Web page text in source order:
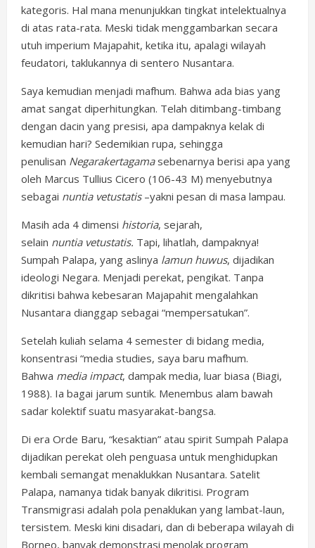
kategoris. Hal mana menunjukkan tingkat intelektualnya
di atas rata-rata. Meski tidak menggambarkan secara
utuh imperium Majapahit, ketika itu, apalagi wilayah
feudatori, taklukannya di sentero Nusantara.
Saya kemudian menjadi mafhum. Bahwa ada bias yang
amat sangat diperhitungkan. Telah ditimbang-timbang
dengan dacin yang presisi, apa dampaknya kelak di
kemudian hari? Sedemikian rupa, sehingga
penulisan Negarakertagamasebenarnya berisi apa yang
oleh Marcus Tullius Cicero (106-43 M) menyebutnya
sebagai nuntia vetustatis–yakni pesan di masa lampau.
Masih ada 4 dimensi historia, sejarah,
selain nuntia vetustatis. Tapi, lihatlah, dampaknya!
Sumpah Palapa, yang aslinya lamun huwus, dijadikan
ideologi Negara. Menjadi perekat, pengikat. Tanpa
dikritisi bahwa kebesaran Majapahit mengalahkan
Nusantara dianggap sebagai “mempersatukan”.
Setelah kuliah selama 4 semester di bidang media,
konsentrasi “media studies, saya baru mafhum.
Bahwa media impact, dampak media, luar biasa (Biagi,
1988). Ia bagai jarum suntik. Menembus alam bawah
sadar kolektif suatu masyarakat-bangsa.
Di era Orde Baru, “kesaktian” atau spirit Sumpah Palapa
dijadikan perekat oleh penguasa untuk menghidupkan
kembali semangat menaklukkan Nusantara. Satelit
Palapa, namanya tidak banyak dikritisi. Program
Transmigrasi adalah pola penaklukan yang lambat-laun,
tersistem. Meski kini disadari, dan di beberapa wilayah di
Borneo, banyak demonstrasi menolak program